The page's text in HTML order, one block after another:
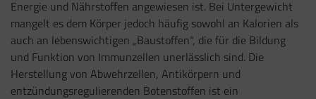
Energie und Nährstoffen angewiesen ist. Bei Untergewicht
mangelt es dem Körper jedoch häufig sowohl an Kalorien als
auch an lebenswichtigen „Baustoffen“, die für die Bildung
und Funktion von Immunzellen unerlässlich sind. Die
Herstellung von Abwehrzellen, Antikörpern und
entzündungsregulierenden Botenstoffen ist ein